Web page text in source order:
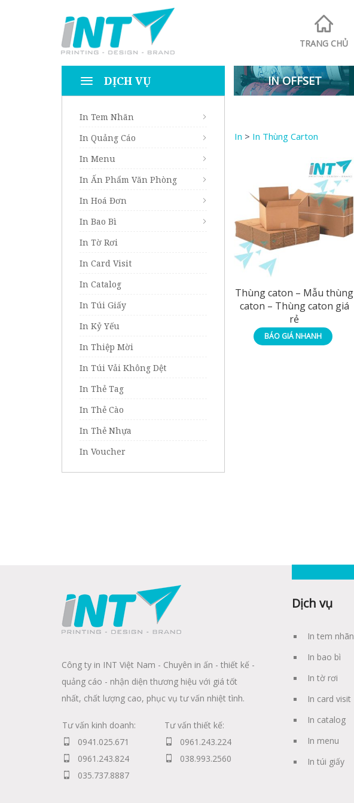
TRANG CHỦ
DỊCH VỤ
In Tem Nhãn
In Quảng Cáo
In Menu
In Ấn Phẩm Văn Phòng
In Hoá Đơn
In Bao Bì
In Tờ Rơi
In Card Visit
In Catalog
In Túi Giấy
In Kỷ Yếu
In Thiệp Mời
In Túi Vải Không Dệt
In Thẻ Tag
In Thẻ Cào
In Thẻ Nhựa
In Voucher
IN OFFSET
In > In Thùng Carton
Thùng caton – Mẫu thùng
caton – Thùng caton giá
rẻ
BÁO GIÁ NHANH
Công ty in INT Việt Nam - Chuyên in ấn - thiết kế -
quảng cáo - nhận diện thương hiệu với giá tốt
nhất, chất lượng cao, phục vụ tư vấn nhiệt tình.
Tư vấn kinh doanh:
0941.025.671
0961.243.824
035.737.8887
Tư vấn thiết kế:
0961.243.224
038.993.2560
Dịch vụ
In tem nhãn
In bao bì
In tờ rơi
In card visit
In catalog
In menu
In túi giấy